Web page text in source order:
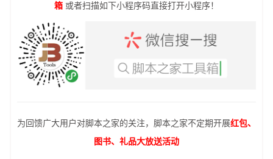
箱 或者扫描如下小程序码直接打开小程序！
为回馈广大用户对脚本之家的关注，脚本之家不定期开展红包、
图书、礼品大放送活动